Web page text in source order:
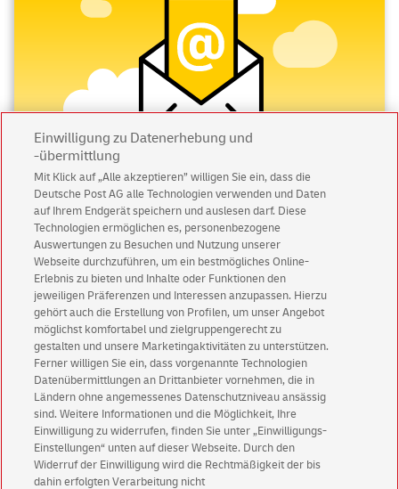
Abonnieren Sie unseren Newsletter
Immer informiert über exklusive Angebote und
Aktionen - jetzt mit Vorteil
Privatkundensichern sich einen5 € Gutschein
für POSTSCAN!
Geschäftskundenerhalten einen5 € Gutschein
für Briefmarke individuell!
Zur Newsletter-Anmeldung
Einwilligung zu Datenerhebung und
-übermittlung
Mit Klick auf „Alle akzeptieren” willigen Sie ein, dass die
Deutsche Post AG alle Technologien verwenden und Daten
auf Ihrem Endgerät speichern und auslesen darf. Diese
Technologien ermöglichen es, personenbezogene
Auswertungen zu Besuchen und Nutzung unserer
Webseite durchzuführen, um ein bestmögliches Online-
Erlebnis zu bieten und Inhalte oder Funktionen den
jeweiligen Präferenzen und Interessen anzupassen. Hierzu
gehört auch die Erstellung von Profilen, um unser Angebot
möglichst komfortabel und zielgruppengerecht zu
gestalten und unsere Marketingaktivitäten zu unterstützen.
Ferner willigen Sie ein, dass vorgenannte Technologien
Datenübermittlungen an Drittanbieter vornehmen, die in
Ländern ohne angemessenes Datenschutzniveau ansässig
sind. Weitere Informationen und die Möglichkeit, Ihre
Einwilligung zu widerrufen, finden Sie unter „Einwilligungs-
Einstellungen“ unten auf dieser Webseite. Durch den
Widerruf der Einwilligung wird die Rechtmäßigkeit der bis
dahin erfolgten Verarbeitung nicht